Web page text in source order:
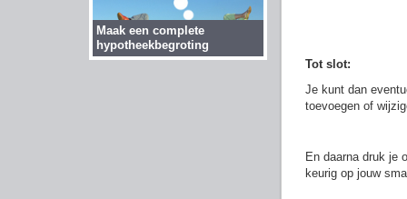
Maak een complete
hypotheekbegroting
Tot slot:
Je kunt dan
toevoegen of
En daarna druk je
keurig op jouw